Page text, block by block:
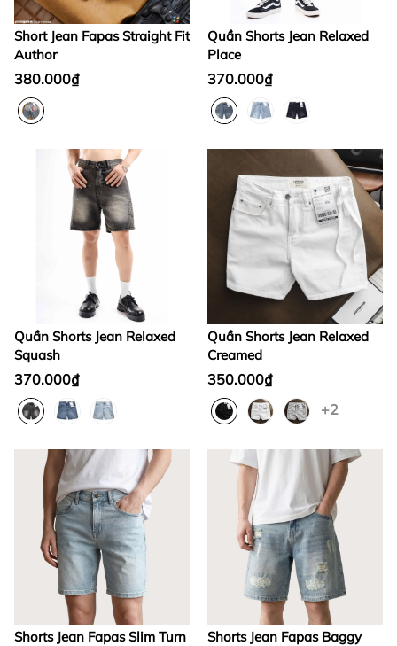
Short Jean Fapas Straight Fit
Author
380.000₫
Quần Shorts Jean Relaxed
Place
370.000₫
Quần Shorts Jean Relaxed
Squash
370.000₫
Quần Shorts Jean Relaxed
Creamed
350.000₫
+2
Shorts Jean Fapas Slim Turn
Shorts Jean Fapas Baggy